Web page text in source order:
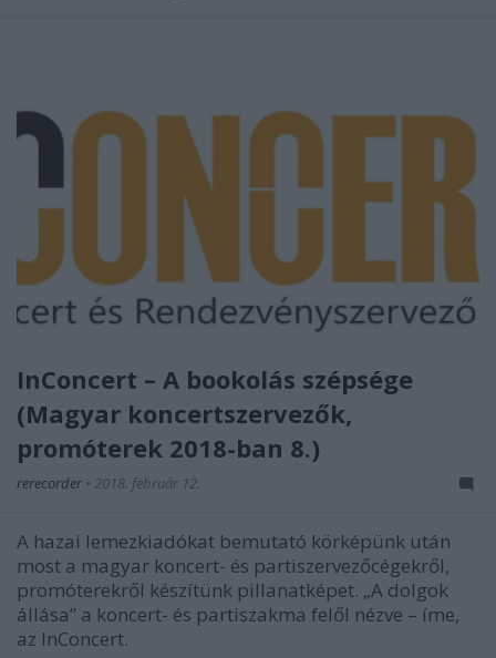
InConcert – A bookolás szépsége
(Magyar koncertszervezők,
promóterek 2018-ban 8.)
rerecorder • 2018. február 12.
A hazai lemezkiadókat bemutató körképünk után
most a magyar koncert- és partiszervezőcégekről,
promóterekről készítünk pillanatképet. „A dolgok
állása” a koncert- és partiszakma felől nézve – íme,
az InConcert.